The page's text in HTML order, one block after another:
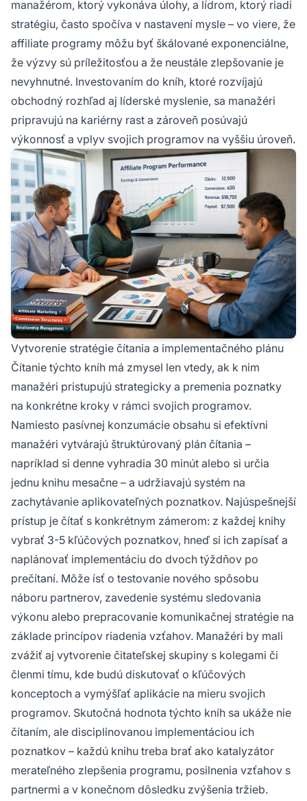
manažérom, ktorý vykonáva úlohy, a lídrom, ktorý riadi
stratégiu, často spočíva v nastavení mysle – vo viere, že
affiliate programy môžu byť škálované exponenciálne,
že výzvy sú príležitosťou a že neustále zlepšovanie je
nevyhnutné. Investovaním do kníh, ktoré rozvíjajú
obchodný rozhľad aj líderské myslenie, sa manažéri
pripravujú na kariérny rast a zároveň posúvajú
výkonnosť a vplyv svojich programov na vyššiu úroveň.
Vytvorenie stratégie čítania a implementačného plánu
Čítanie týchto kníh má zmysel len vtedy, ak k nim
manažéri pristupujú strategicky a premenia poznatky
na konkrétne kroky v rámci svojich programov.
Namiesto pasívnej konzumácie obsahu si efektívni
manažéri vytvárajú štruktúrovaný plán čítania –
napríklad si denne vyhradia 30 minút alebo si určia
jednu knihu mesačne – a udržiavajú systém na
zachytávanie aplikovateľných poznatkov. Najúspešnejší
prístup je čítať s konkrétnym zámerom: z každej knihy
vybrať 3-5 kľúčových poznatkov, hneď si ich zapísať a
naplánovať implementáciu do dvoch týždňov po
prečítaní. Môže ísť o testovanie nového spôsobu
náboru partnerov, zavedenie systému sledovania
výkonu alebo prepracovanie komunikačnej stratégie na
základe princípov riadenia vzťahov. Manažéri by mali
zvážiť aj vytvorenie čitateľskej skupiny s kolegami či
členmi tímu, kde budú diskutovať o kľúčových
konceptoch a vymýšľať aplikácie na mieru svojich
programov. Skutočná hodnota týchto kníh sa ukáže nie
čítaním, ale disciplinovanou implementáciou ich
poznatkov – každú knihu treba brať ako katalyzátor
merateľného zlepšenia programu, posilnenia vzťahov s
partnermi a v konečnom dôsledku zvýšenia tržieb.